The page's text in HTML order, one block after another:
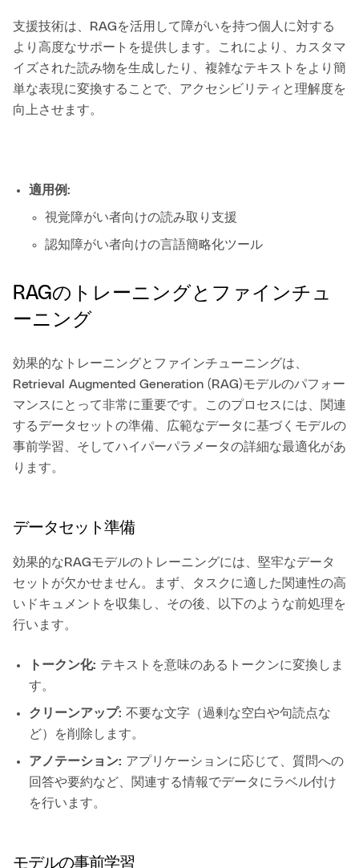
支援技術は、RAGを活用して障がいを持つ個人に対する
より高度なサポートを提供します。これにより、カスタマ
イズされた読み物を生成したり、複雑なテキストをより簡
単な表現に変換することで、アクセシビリティと理解度を
向上させます。
適用例:
視覚障がい者向けの読み取り支援
認知障がい者向けの言語簡略化ツール
RAGのトレーニングとファインチュ
ーニング
効果的なトレーニングとファインチューニングは、
Retrieval Augmented Generation (RAG)モデルのパフォー
マンスにとって非常に重要です。このプロセスには、関連
するデータセットの準備、広範なデータに基づくモデルの
事前学習、そしてハイパーパラメータの詳細な最適化があ
ります。
データセット準備
効果的なRAGモデルのトレーニングには、堅牢なデータ
セットが欠かせません。まず、タスクに適した関連性の高
いドキュメントを収集し、その後、以下のような前処理を
行います。
トークン化: テキストを意味のあるトークンに変換しま
す。
クリーンアップ: 不要な文字（過剰な空白や句読点な
ど）を削除します。
アノテーション: アプリケーションに応じて、質問への
回答や要約など、関連する情報でデータにラベル付け
を行います。
モデルの事前学習